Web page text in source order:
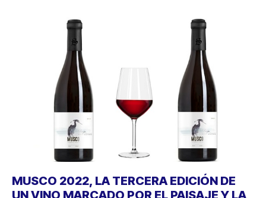
MUSCO 2022, LA TERCERA EDICIÓN DE